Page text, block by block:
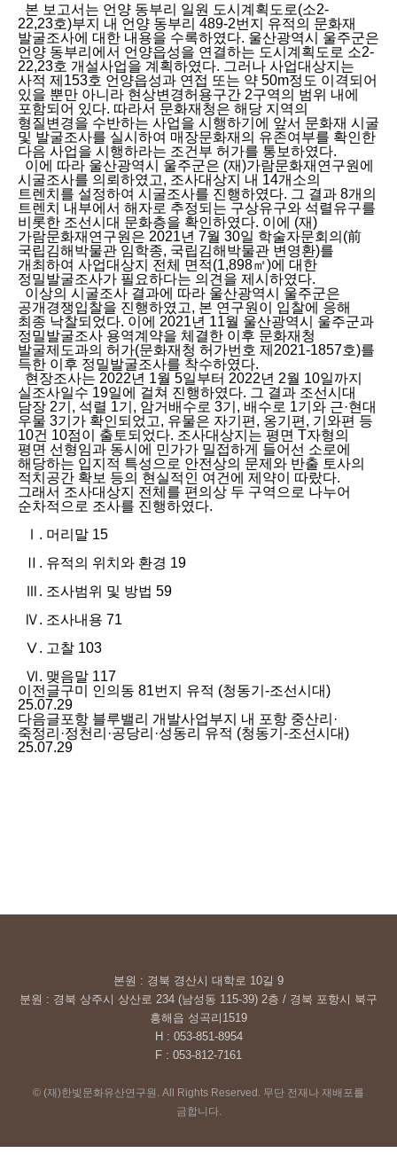
본 보고서는 언양 동부리 일원 도시계획도로(소2-
22,23호)부지 내 언양 동부리 489-2번지 유적의 문화재
발굴조사에 대한 내용을 수록하였다. 울산광역시 울주군은
언양 동부리에서 언양읍성을 연결하는 도시계획도로 소2-
22,23호 개설사업을 계획하였다. 그러나 사업대상지는
사적 제153호 언양읍성과 연접 또는 약 50m정도 이격되어
있을 뿐만 아니라 현상변경허용구간 2구역의 범위 내에
포함되어 있다. 따라서 문화재청은 해당 지역의
형질변경을 수반하는 사업을 시행하기에 앞서 문화재 시굴
및 발굴조사를 실시하여 매장문화재의 유존여부를 확인한
다음 사업을 시행하라는 조건부 허가를 통보하였다.
이에 따라 울산광역시 울주군은 (재)가람문화재연구원에
시굴조사를 의뢰하였고, 조사대상지 내 14개소의
트렌치를 설정하여 시굴조사를 진행하였다. 그 결과 8개의
트렌치 내부에서 해자로 추정되는 구상유구와 석렬유구를
비롯한 조선시대 문화층을 확인하였다. 이에 (재)
가람문화재연구원은 2021년 7월 30일 학술자문회의(前
국립김해박물관 임학종, 국립김해박물관 변영환)를
개최하여 사업대상지 전체 면적(1,898㎡)에 대한
정밀발굴조사가 필요하다는 의견을 제시하였다.
이상의 시굴조사 결과에 따라 울산광역시 울주군은
공개경쟁입찰을 진행하였고, 본 연구원이 입찰에 응해
최종 낙찰되었다. 이에 2021년 11월 울산광역시 울주군과
정밀발굴조사 용역계약을 체결한 이후 문화재청
발굴제도과의 허가(문화재청 허가번호 제2021-1857호)를
득한 이후 정밀발굴조사를 착수하였다.
현장조사는 2022년 1월 5일부터 2022년 2월 10일까지
실조사일수 19일에 걸쳐 진행하였다. 그 결과 조선시대
담장 2기, 석렬 1기, 암거배수로 3기, 배수로 1기와 근·현대
우물 3기가 확인되었고, 유물은 자기편, 옹기편, 기와편 등
10건 10점이 출토되었다. 조사대상지는 평면 T자형의
평면 선형임과 동시에 민가가 밀접하게 들어선 소로에
해당하는 입지적 특성으로 안전상의 문제와 반출 토사의
적치공간 확보 등의 현실적인 여건에 제약이 따랐다.
그래서 조사대상지 전체를 편의상 두 구역으로 나누어
순차적으로 조사를 진행하였다.
Ⅰ. 머리말 15
Ⅱ. 유적의 위치와 환경 19
Ⅲ. 조사범위 및 방법 59
Ⅳ. 조사내용 71
Ⅴ. 고찰 103
Ⅵ. 맺음말 117
이전글구미 인의동 81번지 유적 (청동기-조선시대)
25.07.29
다음글포항 블루밸리 개발사업부지 내 포항 중산리·
죽정리·정천리·공당리·성동리 유적 (청동기-조선시대)
25.07.29
본원 : 경북 경산시 대학로 10길 9
분원 : 경북 상주시 상산로 234 (남성동 115-39) 2층 / 경북 포항시 북구
흥해읍 성곡리1519
H : 053-851-8954
F : 053-812-7161
© (재)한빛문화유산연구원. All Rights Reserved. 무단 전재나 재배포를
금합니다.